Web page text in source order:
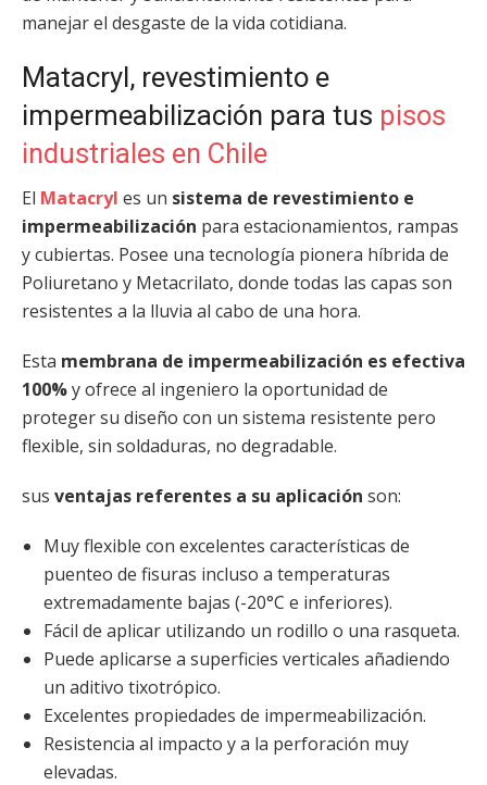
manejar el desgaste de la vida cotidiana.
Matacryl, revestimiento e
impermeabilización para tus pisos
industriales en Chile
El Matacryl es un sistema de revestimiento e
impermeabilización para estacionamientos, rampas
y cubiertas. Posee una tecnología pionera híbrida de
Poliuretano y Metacrilato, donde todas las capas son
resistentes a la lluvia al cabo de una hora.
Esta membrana de impermeabilización es efectiva
100%y ofrece al ingeniero la oportunidad de
proteger su diseño con un sistema resistente pero
flexible, sin soldaduras, no degradable.
sus ventajas referentes a su aplicación son:
Muy flexible con excelentes características de
puenteo de fisuras incluso a temperaturas
extremadamente bajas (-20°C e inferiores).
Fácil de aplicar utilizando un rodillo o una rasqueta.
Puede aplicarse a superficies verticales añadiendo
un aditivo tixotrópico.
Excelentes propiedades de impermeabilización.
Resistencia al impacto y a la perforación muy
elevadas.